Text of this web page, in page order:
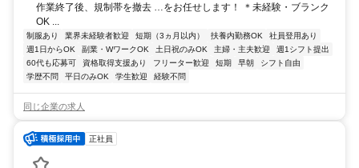
作業終了後、規制帯を撤去 …をお任せします！ ＊未経験・ブランク
OK ...
制服あり 業界未経験者歓迎 短期（3ヵ月以内） 扶養内勤務OK
社員登用あり
週1日からOK
副業・WワークOK 土日祝のみOK 主婦・主夫歓迎
週1シフト提出
60代も応募可
資格取得支援あり フリーター歓迎 短期 早朝
シフト自由
学歴不問
平日のみOK 学生歓迎 経験不問
同じ企業の求人
正社員